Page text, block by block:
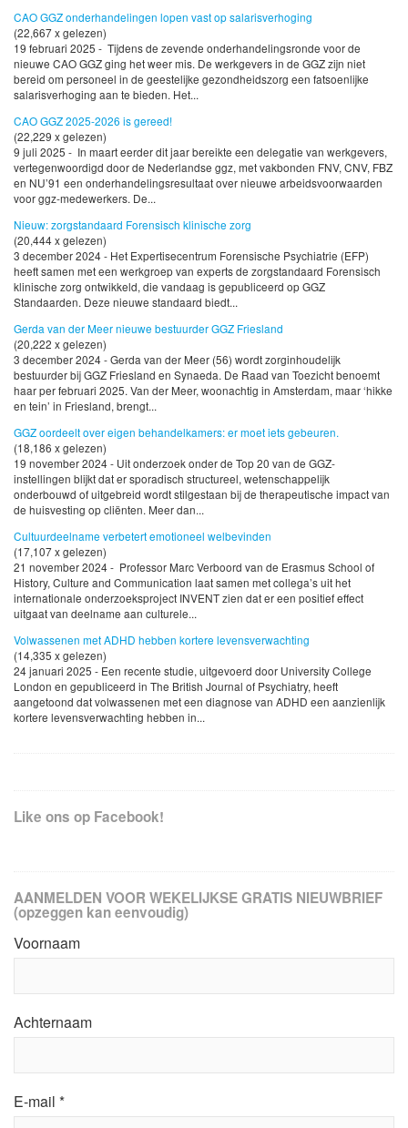
CAO GGZ onderhandelingen lopen vast op salarisverhoging
(22,667 x gelezen)
19 februari 2025 - Tijdens de zevende onderhandelingsronde voor de
nieuwe CAO GGZ ging het weer mis. De werkgevers in de GGZ zijn niet
bereid om personeel in de geestelijke gezondheidszorg een fatsoenlijke
salarisverhoging aan te bieden. Het...
CAO GGZ 2025-2026 is gereed!
(22,229 x gelezen)
9 juli 2025 - In maart eerder dit jaar bereikte een delegatie van werkgevers,
vertegenwoordigd door de Nederlandse ggz, met vakbonden FNV, CNV, FBZ
en NU’91 een onderhandelingsresultaat over nieuwe arbeidsvoorwaarden
voor ggz-medewerkers. De...
Nieuw: zorgstandaard Forensisch klinische zorg
(20,444 x gelezen)
3 december 2024 - Het Expertisecentrum Forensische Psychiatrie (EFP)
heeft samen met een werkgroep van experts de zorgstandaard Forensisch
klinische zorg ontwikkeld, die vandaag is gepubliceerd op GGZ
Standaarden. Deze nieuwe standaard biedt...
Gerda van der Meer nieuwe bestuurder GGZ Friesland
(20,222 x gelezen)
3 december 2024 - Gerda van der Meer (56) wordt zorginhoudelijk
bestuurder bij GGZ Friesland en Synaeda. De Raad van Toezicht benoemt
haar per februari 2025. Van der Meer, woonachtig in Amsterdam, maar ‘hikke
en tein’ in Friesland, brengt...
GGZ oordeelt over eigen behandelkamers: er moet iets gebeuren.
(18,186 x gelezen)
19 november 2024 - Uit onderzoek onder de Top 20 van de GGZ-
instellingen blijkt dat er sporadisch structureel, wetenschappelijk
onderbouwd of uitgebreid wordt stilgestaan bij de therapeutische impact van
de huisvesting op cliënten. Meer dan...
Cultuurdeelname verbetert emotioneel welbevinden
(17,107 x gelezen)
21 november 2024 - Professor Marc Verboord van de Erasmus School of
History, Culture and Communication laat samen met collega’s uit het
internationale onderzoeksproject INVENT zien dat er een positief effect
uitgaat van deelname aan culturele...
Volwassenen met ADHD hebben kortere levensverwachting
(14,335 x gelezen)
24 januari 2025 - Een recente studie, uitgevoerd door University College
London en gepubliceerd in The British Journal of Psychiatry, heeft
aangetoond dat volwassenen met een diagnose van ADHD een aanzienlijk
kortere levensverwachting hebben in...
Like ons op Facebook!
AANMELDEN VOOR WEKELIJKSE GRATIS NIEUWBRIEF
(opzeggen kan eenvoudig)
Voornaam
Achternaam
E-mail *